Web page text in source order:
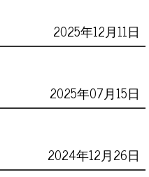
2025年12月11日
2025年07月15日
2024年12月26日